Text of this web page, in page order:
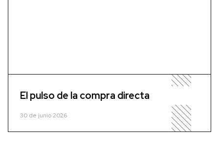
El pulso de la compra directa
30 de junio 2026